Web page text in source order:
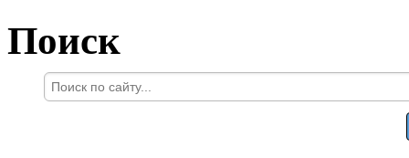
Поиск